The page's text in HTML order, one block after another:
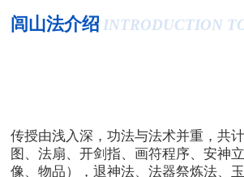
闾山法介绍 INTRODUCTION
传授由浅入深，功法与法术并重，共
图、法扇、开剑指、画符程序、安神
像、物品），退神法、法器祭炼法、